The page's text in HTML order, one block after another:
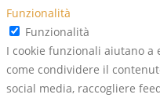
Funzionalità
Funzionalità
I cookie funzionali aiutano
come condividere il
social media, raccogliere